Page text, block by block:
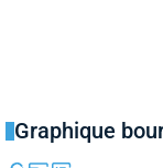
Graphique